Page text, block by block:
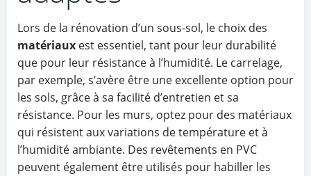
Lors de la rénovation d’un sous-sol, le choix des
matériaux est essentiel, tant pour leur durabilité
que pour leur résistance à l’humidité. Le carrelage,
par exemple, s’avère être une excellente option pour
les sols, grâce à sa facilité d’entretien et sa
résistance. Pour les murs, optez pour des matériaux
qui résistent aux variations de température et à
l’humidité ambiante. Des revêtements en PVC
peuvent également être utilisés pour habiller les